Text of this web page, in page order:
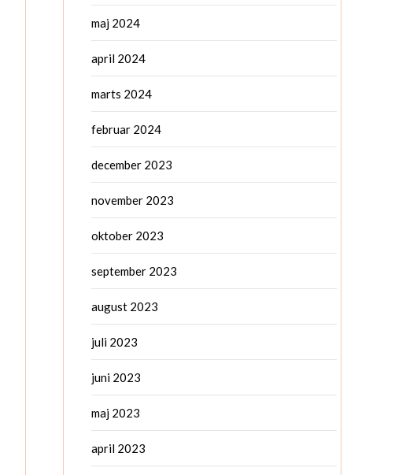
maj 2024
april 2024
marts 2024
februar 2024
december 2023
november 2023
oktober 2023
september 2023
august 2023
juli 2023
juni 2023
maj 2023
april 2023